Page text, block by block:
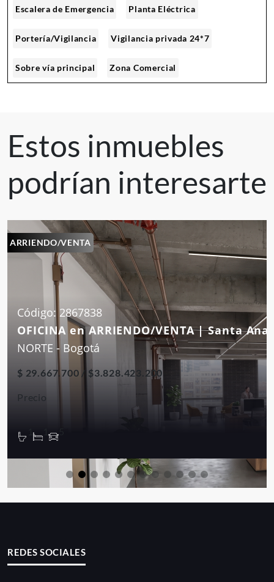
Escalera de Emergencia Planta Eléctrica
Portería/Vigilancia Vigilancia privada 24*7
Sobre vía principal Zona Comercial
Estos inmuebles
podrían interesarte
Código: 2867838
OFICINA en ARRIENDO/VENTA | Santa
NORTE - Bogotá
$ 29.667.700 / $3.828.423.200
Precio
ARRIENDO/VENTA
REDES SOCIALES